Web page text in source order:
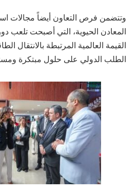
وتتضمن فرص التعاون أيضاً مجالات
المعادن الحيوية، التي أصبحت تلعب
القيمة العالمية المرتبطة بالانتقال
الطلب الدولي على حلول مبتكرة